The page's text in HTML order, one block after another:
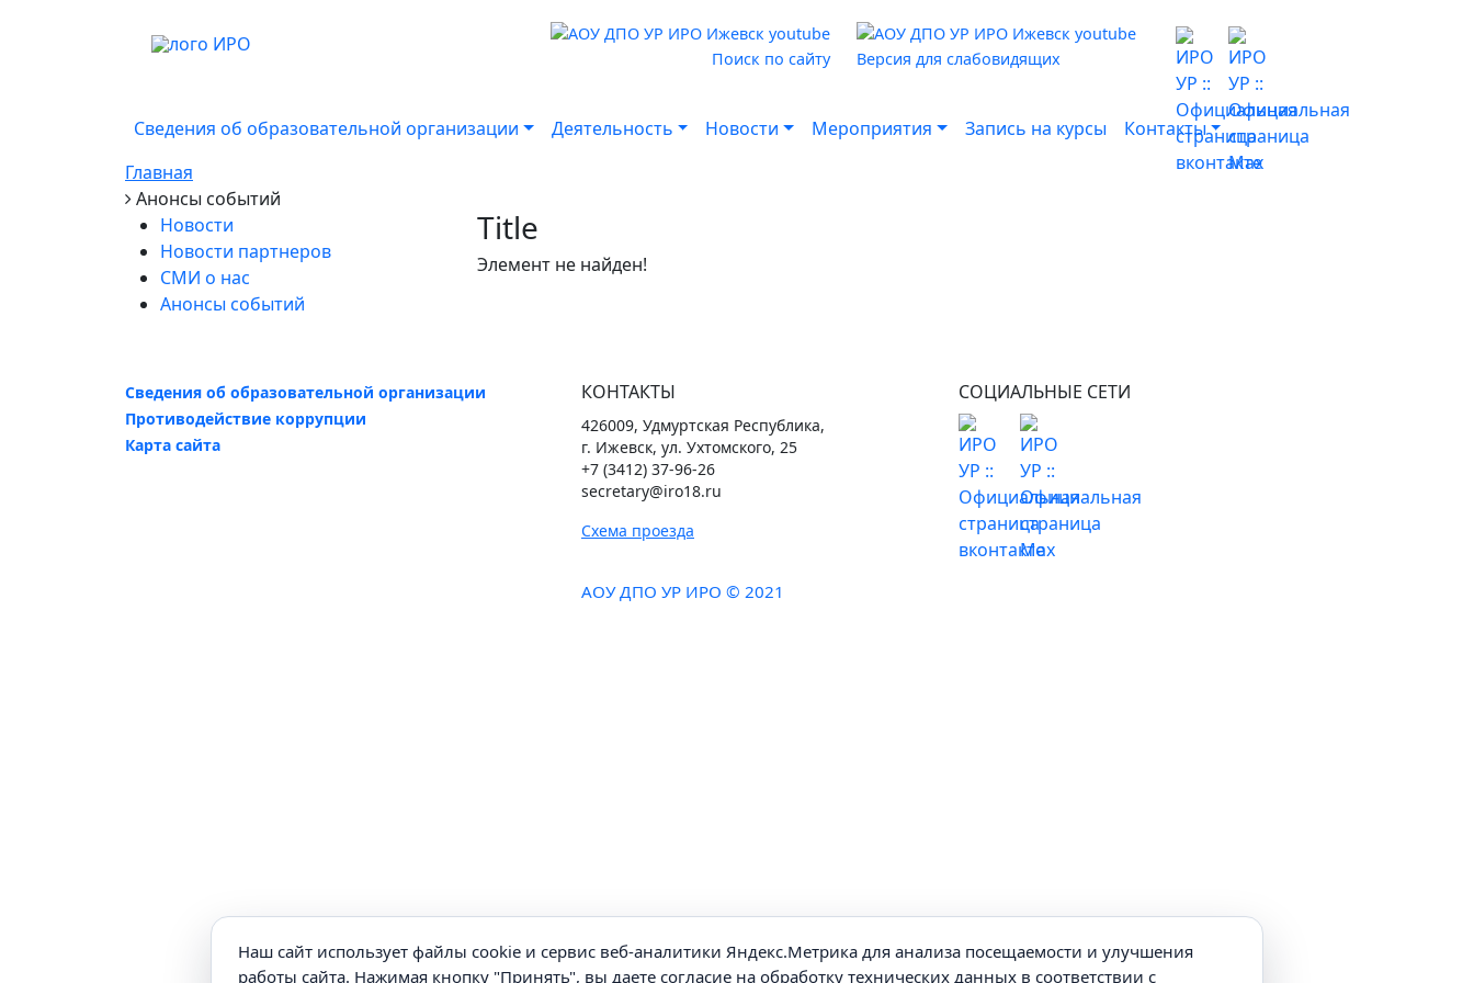
Поиск по сайту Версия для слабовидящих
Сведения об образовательной организации Деятельность Новости Мероприятия Запись на курсы
Контакты
Главная
Анонсы событий
Новости
Новости партнеров
СМИ о нас
Анонсы событий
Title
Элемент не найден!
Сведения об образовательной организации
Противодействие коррупции
Карта сайта
КОНТАКТЫ
426009, Удмуртская Республика,
г. Ижевск, ул. Ухтомского, 25
+7 (3412) 37-96-26
secretary@iro18.ru
Схема проезда
СОЦИАЛЬНЫЕ СЕТИ
АОУ ДПО УР ИРО © 2021
Наш сайт использует файлы cookie и сервис веб-аналитики Яндекс.Метрика для анализа посещаемости и улучшения
работы сайта. Нажимая кнопку "Принять", вы даете согласие на обработку технических данных в соответствии с